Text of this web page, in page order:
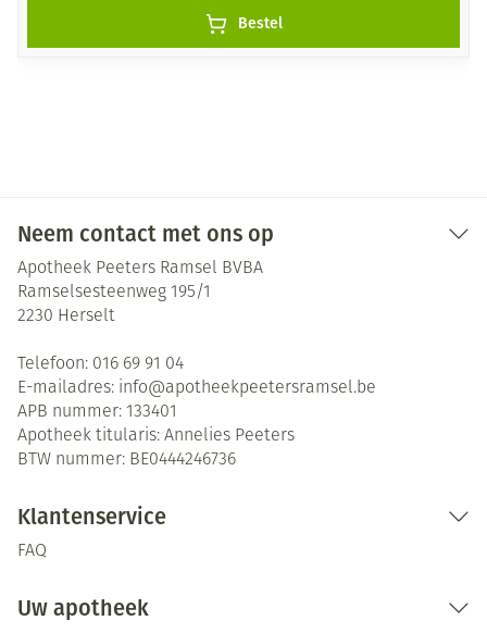
Bestel
Neem contact met ons op
Apotheek Peeters Ramsel BVBA
Ramselsesteenweg 195/1
2230 Herselt
Telefoon: 016 69 91 04
E-mailadres: info@apotheekpeetersramsel.be
APB nummer: 133401
Apotheek titularis: Annelies Peeters
BTW nummer: BE0444246736
Klantenservice
FAQ
Uw apotheek